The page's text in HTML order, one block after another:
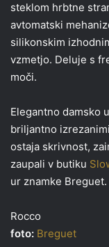
steklom hrbtne
avtomatski
silikonskim
vzmetjo. Deluje s
moči.
Elegantno damsko
briljantno
ostaja skrivnost,
zaupali v butiku
ur znamke Breguet.
Rocco
foto: Breguet